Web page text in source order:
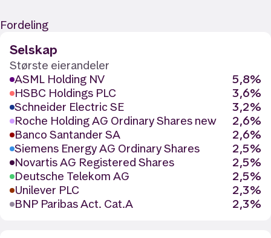
Fordeling
Selskap
Største eierandeler
ASML Holding NV
5,8%
HSBC Holdings PLC
3,6%
Schneider Electric SE
3,2%
Roche Holding AG Ordinary Shares new
2,6%
Banco Santander SA
2,6%
Siemens Energy AG Ordinary Shares
2,5%
Novartis AG Registered Shares
2,5%
Deutsche Telekom AG
2,5%
Unilever PLC
2,3%
BNP Paribas Act. Cat.A
2,3%